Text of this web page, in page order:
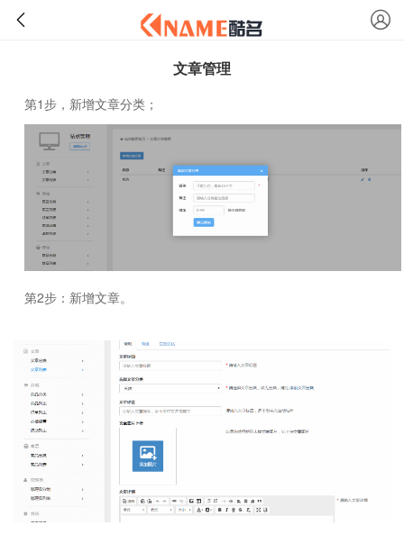
文章管理
第1步，新增文章分类；
第2步：新增文章。